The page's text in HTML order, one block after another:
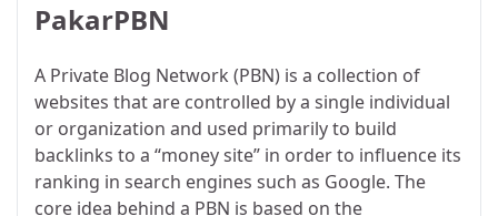
PakarPBN
A Private Blog Network (PBN) is a collection of
websites that are controlled by a single individual
or organization and used primarily to build
backlinks to a “money site” in order to influence its
ranking in search engines such as Google. The
core idea behind a PBN is based on the